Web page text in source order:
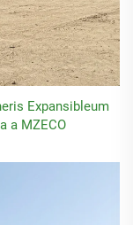
Expansibleum
a MZECO